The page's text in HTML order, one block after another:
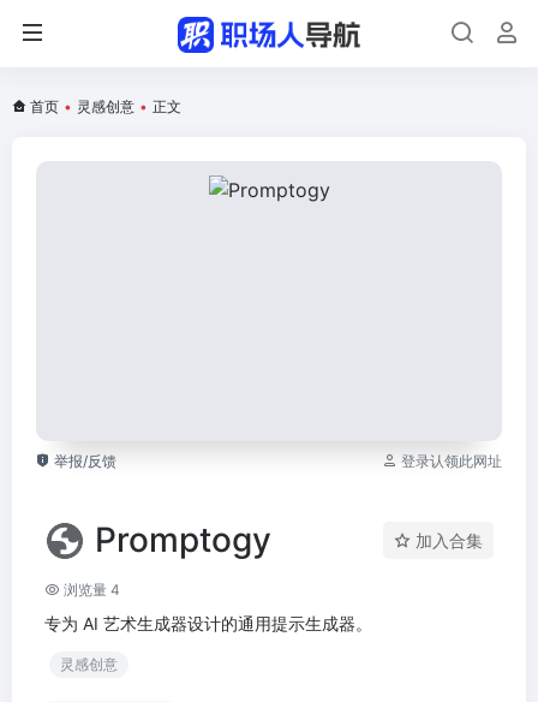
首页 • 灵感创意 • 正文
举报/反馈 登录认领此网址
Promptogy 加入合集
浏览量 4
专为 AI 艺术生成器设计的通用提示生成器。
灵感创意